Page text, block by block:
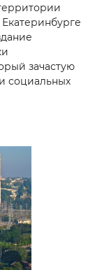
зачастую
социальных